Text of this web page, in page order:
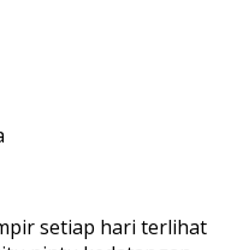
setiap hari terlihat